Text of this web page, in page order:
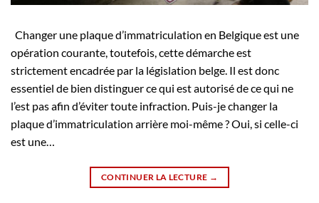
Changer une plaque d’immatriculation en Belgique est une
opération courante, toutefois, cette démarche est
strictement encadrée par la législation belge. Il est donc
essentiel de bien distinguer ce qui est autorisé de ce qui ne
l’est pas afin d’éviter toute infraction. Puis-je changer la
plaque d’immatriculation arrière moi-même ? Oui, si celle-ci
est une…
CONTINUER LA LECTURE →